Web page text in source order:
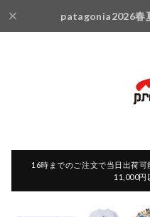
patagonia2026春
16時までのご注文で当日出荷可
11,000円